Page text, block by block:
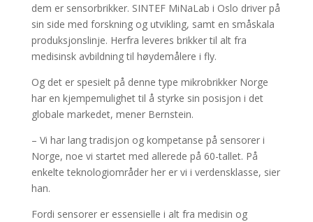
dem er sensorbrikker. SINTEF MiNaLab i Oslo driver på
sin side med forskning og utvikling, samt en småskala
produksjonslinje. Herfra leveres brikker til alt fra
medisinsk avbildning til høydemålere i fly.
Og det er spesielt på denne type mikrobrikker Norge
har en kjempemulighet til å styrke sin posisjon i det
globale markedet, mener Bernstein.
– Vi har lang tradisjon og kompetanse på sensorer i
Norge, noe vi startet med allerede på 60-tallet. På
enkelte teknologiområder her er vi i verdensklasse, sier
han.
Fordi sensorer er essensielle i alt fra medisin og